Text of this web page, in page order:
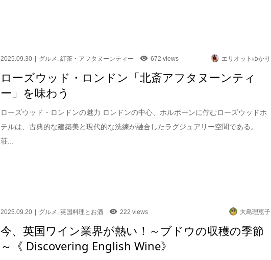
2025.09.30 グルメ ,紅茶・アフタヌーンティー 672 views エリオットゆかり
ローズウッド・ロンドン「北斎アフタヌーンティ
ー」を味わう
ローズウッド・ロンドンの魅力 ロンドンの中心、ホルボーンに佇むローズウッドホ
テルは、古典的な建築美と現代的な洗練が融合したラグジュアリー空間である。
荘...
2025.09.20 グルメ ,英国料理とお酒 222 views 大島理恵子
今、英国ワイン業界が熱い！～ブドウの収穫の季節
～《 Discovering English Wine》